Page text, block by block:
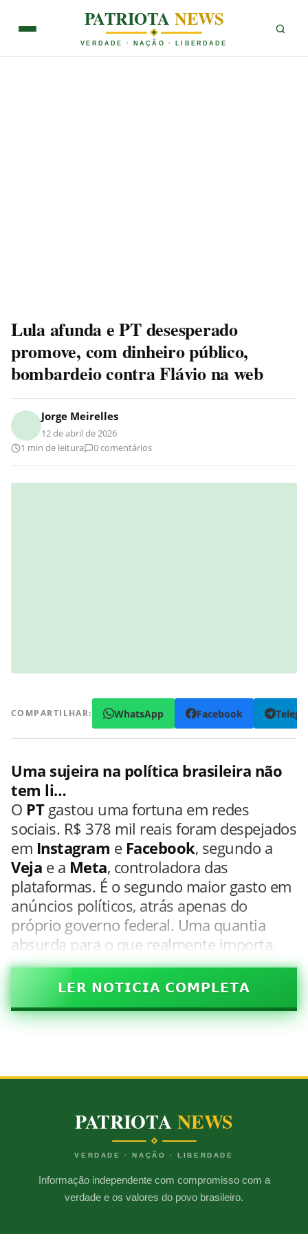
PATRIOTANEWS
VERDADE · NAÇÃO · LIBERDADE
Lula afunda e PT desesperado
promove, com dinheiro público,
bombardeio contra Flávio na web
Jorge Meirelles
12 de abril de 2026
1 min de leitura
0 comentários
COMPARTILHAR: WhatsApp Facebook
Uma sujeira na política brasileira não
tem li…
O PTgastou uma fortuna em redes
sociais. R$ 378 mil reais foram despejados
em Instagram e Facebook, segundo a
Veja e a Meta, controladora das
plataformas. É o segundo maior gasto em
anúncios políticos, atrás apenas do
próprio governo federal. Uma quantia
absurda para o que realmente importa.
𝗟𝗘𝗥 𝗡𝗢𝗧𝗜𝗖𝗜𝗔 𝗖𝗢𝗠𝗣𝗟𝗘𝗧𝗔
PATRIOTANEWS
VERDADE · NAÇÃO · LIBERDADE
Informação independente com compromisso com a
verdade e os valores do povo brasileiro.